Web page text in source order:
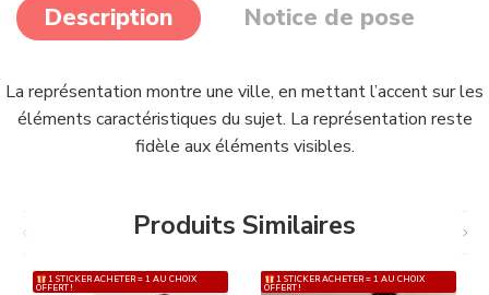
Description Notice de pose
La représentation montre une ville, en mettant l’accent sur les
éléments caractéristiques du sujet. La représentation reste
fidèle aux éléments visibles.
Produits Similaires
1 STICKER ACHETER = 1 AU CHOIX
OFFERT !
1 STICKER ACHETER = 1 AU CHOIX
OFFERT !